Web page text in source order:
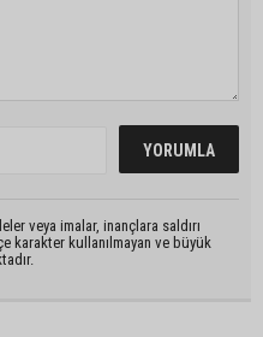
veya imalar, inançlara saldırı
karakter kullanılmayan ve büyük